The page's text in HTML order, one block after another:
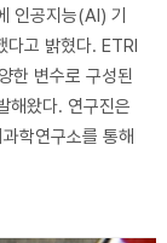
인공지능(AI) 기
다고 밝혔다. ETRI
한 변수로 구성된
해왔다. 연구진은
학연구소를 통해